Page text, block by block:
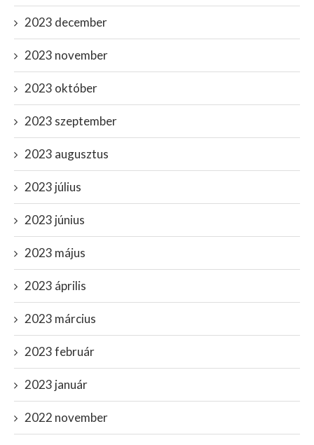
2023 december
2023 november
2023 október
2023 szeptember
2023 augusztus
2023 július
2023 június
2023 május
2023 április
2023 március
2023 február
2023 január
2022 november